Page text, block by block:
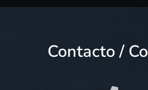
Contacto /